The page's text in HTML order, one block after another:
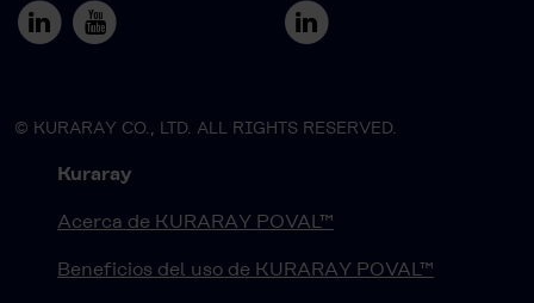
© KURARAY CO., LTD. ALL RIGHTS RESERVED.
Kuraray
Acerca de KURARAY POVAL™
Beneficios del uso de KURARAY POVAL™